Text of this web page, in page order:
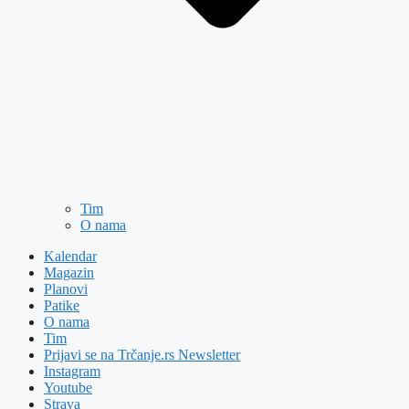
Tim
O nama
Kalendar
Magazin
Planovi
Patike
O nama
Tim
Prijavi se na Trčanje.rs Newsletter
Instagram
Youtube
Strava